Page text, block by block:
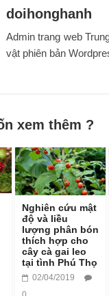
doihonghanh
Admin trang web
vật phiên bản
xem thêm ?
Nghiên cứu mật
độ và liều
lượng phân bón
thích hợp cho
cây cà gai leo
tại tình Phú Thọ
02/04/2019